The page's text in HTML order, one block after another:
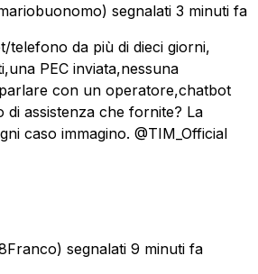
segnalati 3 minuti fa
telefono da più di dieci giorni,
PEC inviata,nessuna
con un operatore,chatbot
di assistenza che fornite? La
caso immagino. @TIM_Official
segnalati 9 minuti fa